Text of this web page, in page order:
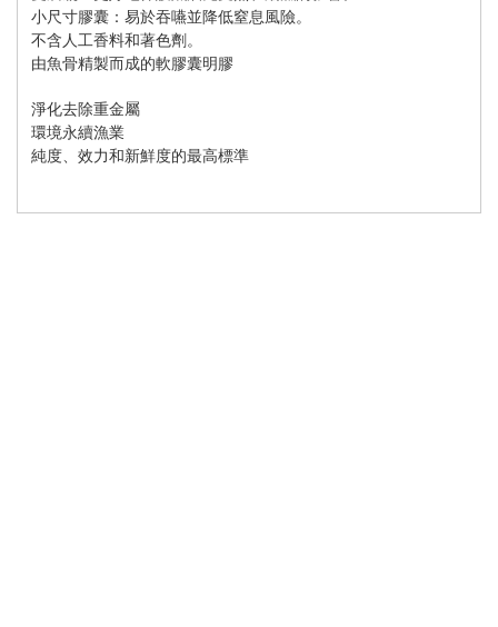
小尺寸膠囊：易於吞嚥並降低窒息風險。
不含人工香料和著色劑。
由魚骨精製而成的軟膠囊明膠
淨化去除重金屬
環境永續漁業
純度、效力和新鮮度的最高標準